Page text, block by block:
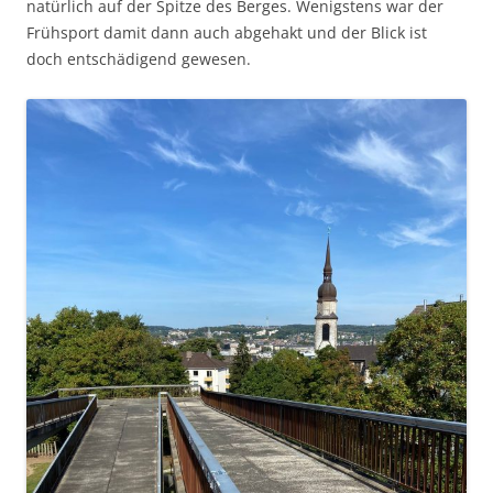
natürlich auf der Spitze des Berges. Wenigstens war der
Frühsport damit dann auch abgehakt und der Blick ist
doch entschädigend gewesen.